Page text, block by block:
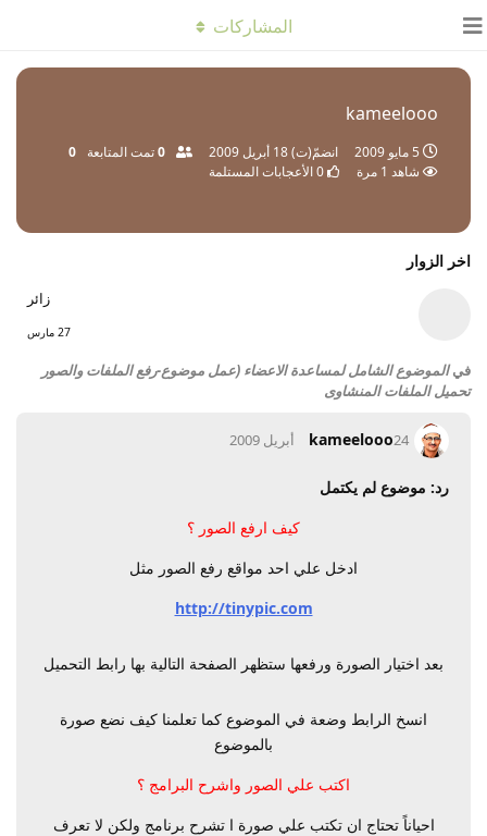
kameelooo
5 مايو 2009 انضمّ(ت)18 أبريل 2009 0تمت المتابعة
0
شاهد 1 مرة 0الأعجابات المستلمة
المشاركات
اخر الزوار
زائر
27 مارس
فيالموضوع الشامل لمساعدة الاعضاء (عمل موضوع-رفع الملفات والصور
تحميل الملفات المنشاوى
kameelooo24 أبريل 2009
رد: موضوع لم يكتمل
كيف ارفع الصور ؟
ادخل علي احد مواقع رفع الصور مثل
http://tinypic.com
بعد اختيار الصورة ورفعها ستظهر الصفحة التالية بها رابط التحميل
انسخ الرابط وضعة في الموضوع كما تعلمنا كيف نضع صورة
بالموضوع
اكتب علي الصور واشرح البرامج ؟
احياناً تحتاج ان تكتب علي صورة ا تشرح برنامج ولكن لا تعرف